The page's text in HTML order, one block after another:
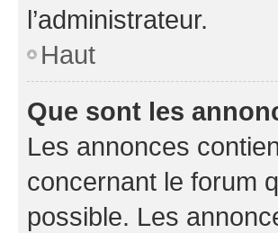
l’administrateur.
Haut
Que sont les
Les annonces
concernant le forum
possible. Les